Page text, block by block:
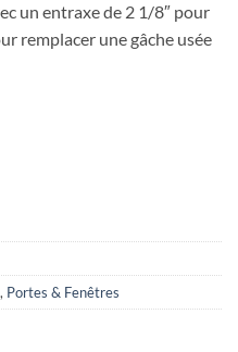
un entraxe de 2 1/8″ pour
remplacer une gâche usée
, Portes & Fenêtres